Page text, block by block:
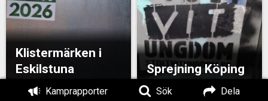
Kamprapporter Sök Dela
Klistermärken i
Eskilstuna
Sprejning Köping